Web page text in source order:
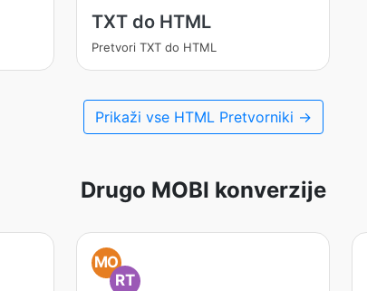
TXT do HTML
Pretvori TXT do HTML
Prikaži vse HTML Pretvorniki →
Drugo MOBI konverzije
MO
RT